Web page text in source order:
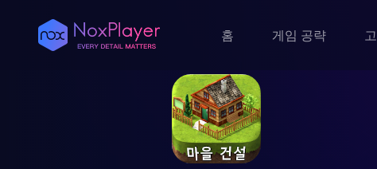
홈 게임 공략